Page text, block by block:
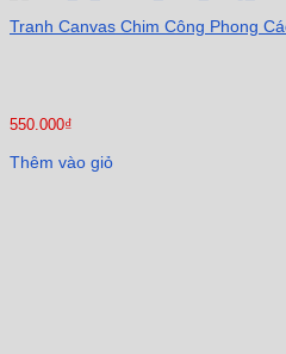
Tranh Canvas Chim Công Phong
550.000₫
Thêm vào giỏ